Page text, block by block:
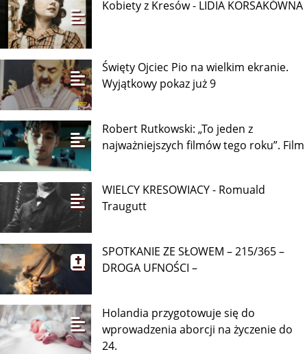
Kobiety z Kresów - LIDIA KORSAKÓWNA
Święty Ojciec Pio na wielkim ekranie.
Wyjątkowy pokaz już 9
Robert Rutkowski: „To jeden z
najważniejszych filmów tego roku”. Film
WIELCY KRESOWIACY - Romuald
Traugutt
SPOTKANIE ZE SŁOWEM – 215/365 –
DROGA UFNOŚCI –
Holandia przygotowuje się do
wprowadzenia aborcji na życzenie do
24.